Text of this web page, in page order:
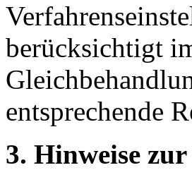
berücksichtigt
entsprechende
3. Hinweise